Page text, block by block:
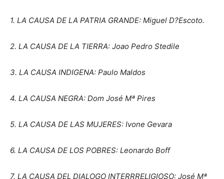
1. LA CAUSA DE LA PATRIA GRANDE: Miguel D?Escoto.
2. LA CAUSA DE LA TIERRA: Joao Pedro Stedile
3. LA CAUSA INDIGENA: Paulo Maldos
4. LA CAUSA NEGRA: Dom José Mª Pires
5. LA CAUSA DE LAS MUJERES: Ivone Gevara
6. LA CAUSA DE LOS POBRES: Leonardo Boff
7. LA CAUSA DEL DIALOGO INTERRRELIGIOSO: José Mª